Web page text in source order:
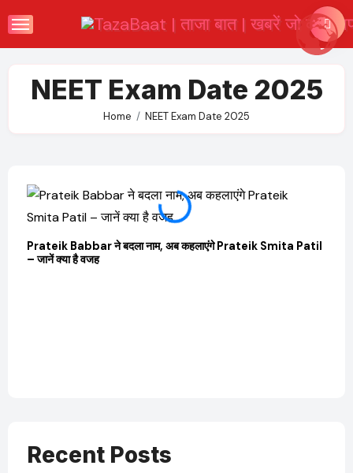
to
NEET Exam Date 2025
Home NEET Exam Date 2025
Prateik Babbar ने बदला नाम, अब कहलाएंगे Prateik Smita Patil
– जानें क्या है वजह
Recent Posts